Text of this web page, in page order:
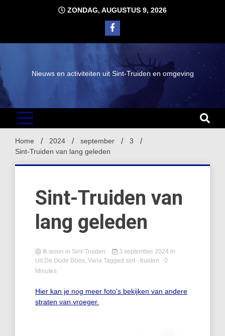
ZONDAG, AUGUSTUS 9, 2026
Nieuws en activiteiten uit Sint-Truiden en omgeving
Home 2024 september
3
Sint-Truiden van lang geleden
Sint-Truiden van
lang geleden
Ik woon in Sint-Truiden 3 september 2024 in
Uit De Oude Doos, Varia Tagged sint - truiden - 0
Minutes
Hier kan je nog meer foto’s bekijken van andere
straten van vroeger.